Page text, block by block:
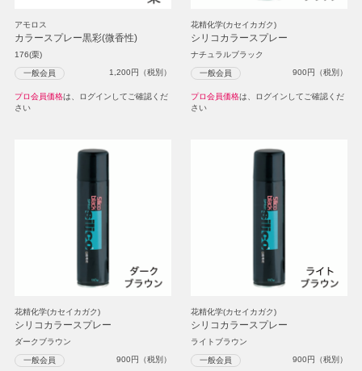
アモロス
カラースプレー黒彩(微香性)
176(栗)
一般会員 1,200円（税別）
プロ会員価格は、ログインしてご確認くだ
さい
花精化学(カセイカガク)
シリコカラースプレー
ナチュラルブラック
一般会員 900円（税別）
プロ会員価格は、ログインしてご確認くだ
さい
花精化学(カセイカガク)
シリコカラースプレー
ダークブラウン
一般会員 900円（税別）
花精化学(カセイカガク)
シリコカラースプレー
ライトブラウン
一般会員 900円（税別）